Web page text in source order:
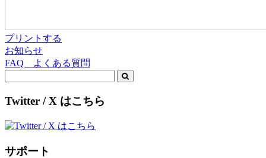
プリントする
お知らせ
FAQ よくある質問
for:
Twitter / X はこちら
サポート